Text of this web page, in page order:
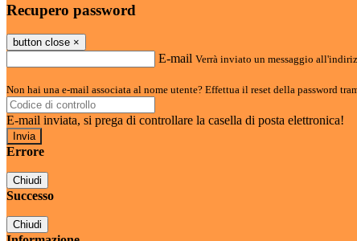
Recupero password
button close ×
E-mail Verrà inviato un messaggio
Non hai una e-mail associata al nome utente? Effettua il reset della password
E-mail inviata, si prega di controllare la casella di posta elettronica!
Errore
Chiudi
Successo
Chiudi